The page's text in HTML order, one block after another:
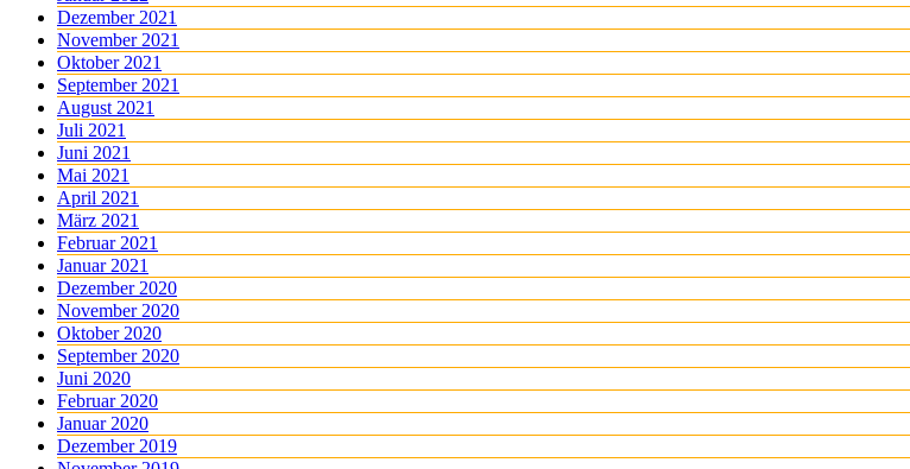
Dezember 2021
November 2021
Oktober 2021
September 2021
August 2021
Juli 2021
Juni 2021
Mai 2021
April 2021
März 2021
Februar 2021
Januar 2021
Dezember 2020
November 2020
Oktober 2020
September 2020
Juni 2020
Februar 2020
Januar 2020
Dezember 2019